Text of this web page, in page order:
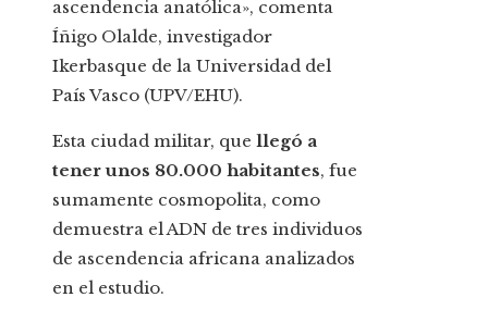
ascendencia anatólica», comenta
Íñigo Olalde, investigador
Ikerbasque de la Universidad del
País Vasco (UPV/EHU).
Esta ciudad militar, que llegó a
tener unos 80.000 habitantes, fue
sumamente cosmopolita, como
demuestra el ADN de tres individuos
de ascendencia africana analizados
en el estudio.